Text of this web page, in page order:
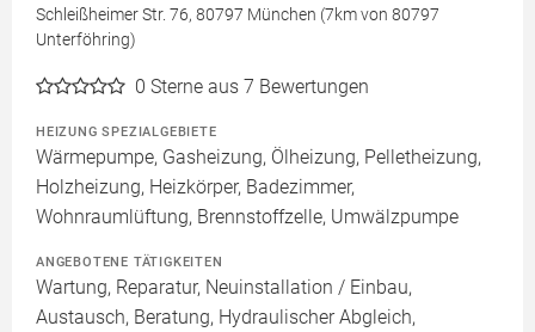
Schleißheimer Str. 76, 80797 München (7km von 80797
Unterföhring)
0 Sterne aus 7 Bewertungen
HEIZUNG SPEZIALGEBIETE
Wärmepumpe, Gasheizung, Ölheizung, Pelletheizung,
Holzheizung, Heizkörper, Badezimmer,
Wohnraumlüftung, Brennstoffzelle, Umwälzpumpe
ANGEBOTENE TÄTIGKEITEN
Wartung, Reparatur, Neuinstallation / Einbau,
Austausch, Beratung, Hydraulischer Abgleich,